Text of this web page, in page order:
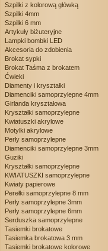
Szpilki z kolorową główką
Szpilki 4mm
Szpilki 6 mm
Artykuły biżuteryjne
Lampki bombki LED
Akcesoria do zdobienia
Brokat sypki
Brokat Taśma z brokatem
Ćwieki
Diamenty i kryształki
Diamenciki samoprzylepne 4mm
Girlanda kryształowa
Kryształki samoprzylepne
Kwiatuszki akrylowe
Motylki akrylowe
Perły samoprzylepne
Diamenciki samoprzylepne 3mm
Guziki
Kryształki samoprzylepne
KWIATUSZKI samoprzylepne
Kwiaty papierowe
Perełki samoprzylepne 8 mm
Perły samoprzylepne 3mm
Perły samoprzylepne 6mm
Serduszka samoprzylepne
Tasiemki brokatowe
Tasiemka brokatowa 3 mm
Tasiemki brokatowe kolorowe